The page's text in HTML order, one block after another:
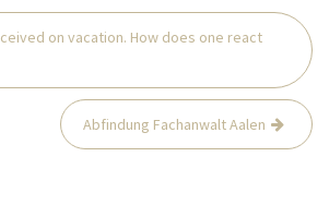
on vacation. How does one react
Abfindung Fachanwalt Aalen